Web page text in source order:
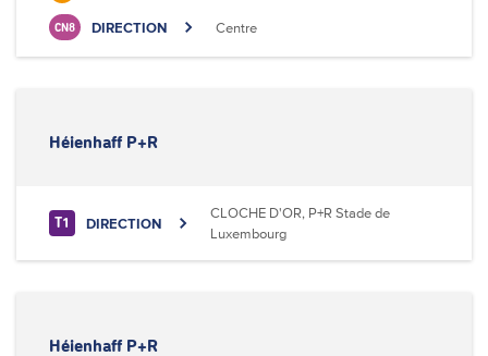
CN8 DIRECTION Centre
Héienhaff P+R
T1 DIRECTION
CLOCHE D'OR, P+R Stade de
Luxembourg
Héienhaff P+R